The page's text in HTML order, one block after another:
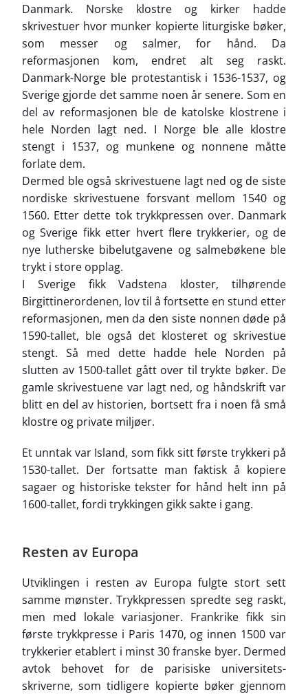
Danmark. Norske klostre og kirker hadde
skrivestuer hvor munker kopierte liturgiske bøker,
som messer og salmer, for hånd. Da
reformasjonen kom, endret alt seg raskt.
Danmark-Norge ble protestantisk i 1536-1537, og
Sverige gjorde det samme noen år senere. Som en
del av reformasjonen ble de katolske klostrene i
hele Norden lagt ned. I Norge ble alle klostre
stengt i 1537, og munkene og nonnene måtte
forlate dem.
Dermed ble også skrivestuene lagt ned og de siste
nordiske skrivestuene forsvant mellom 1540 og
1560. Etter dette tok trykkpressen over. Danmark
og Sverige fikk etter hvert flere trykkerier, og de
nye lutherske bibelutgavene og salmebøkene ble
trykt i store opplag.
I Sverige fikk Vadstena kloster, tilhørende
Birgittinerordenen, lov til å fortsette en stund etter
reformasjonen, men da den siste nonnen døde på
1590-tallet, ble også det klosteret og skrivestue
stengt. Så med dette hadde hele Norden på
slutten av 1500-tallet gått over til trykte bøker. De
gamle skrivestuene var lagt ned, og håndskrift var
blitt en del av historien, bortsett fra i noen få små
klostre og private miljøer.
Et unntak var Island, som fikk sitt første trykkeri på
1530-tallet. Der fortsatte man faktisk å kopiere
sagaer og historiske tekster for hånd helt inn på
1600-tallet, fordi trykkingen gikk sakte i gang.
Resten av Europa
Utviklingen i resten av Europa fulgte stort sett
samme mønster. Trykkpressen spredte seg raskt,
men med lokale variasjoner. Frankrike fikk sin
første trykkpresse i Paris 1470, og innen 1500 var
trykkerier etablert i minst 30 franske byer. Dermed
avtok behovet for de parisiske universitets-
skriverne, som tidligere kopierte bøker gjennom